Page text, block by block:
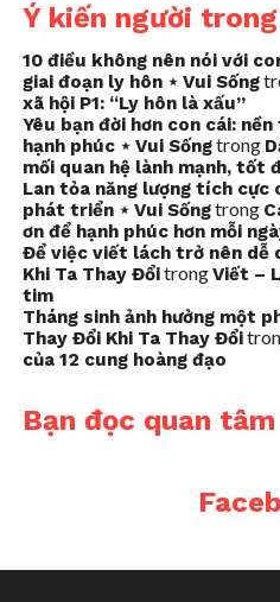
Ý kiến người
10 điều không nên nói với
giai đoạn ly hôn ⋆ Vui Sống
xã hội P1: “Ly hôn là xấu”
Yêu bạn đời hơn con cái:
hạnh phúc ⋆ Vui Sốngtrong
mối quan hệ lành mạnh, tốt
Lan tỏa năng lượng tích
phát triển ⋆ Vui Sốngtrong
ơn để hạnh phúc hơn mỗi
Để việc viết lách trở nên dễ
Khi Ta Thay ĐổitrongViết –
tim
Tháng sinh ảnh hưởng một
Thay Đổi Khi Ta Thay Đổi
của 12 cung hoàng đạo
Bạn đọc quan tâm